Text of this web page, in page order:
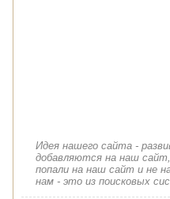
Идея нашего сайта -
добавляются на наш
попали на наш сайт и не
нам - это из поисковых